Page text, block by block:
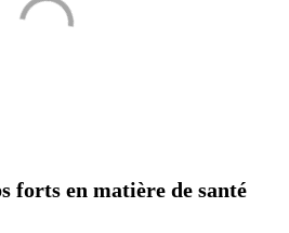
forts en matière de santé